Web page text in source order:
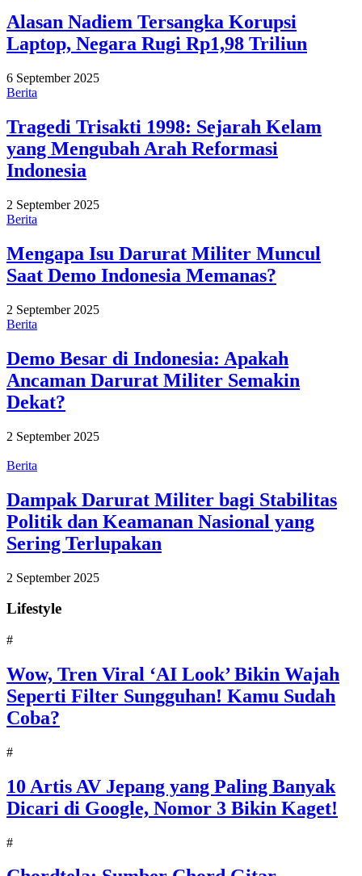
Alasan Nadiem Tersangka Korupsi
Laptop, Negara Rugi Rp1,98 Triliun
6 September 2025
Berita
Tragedi Trisakti 1998: Sejarah Kelam
yang Mengubah Arah Reformasi
Indonesia
2 September 2025
Berita
Mengapa Isu Darurat Militer Muncul
Saat Demo Indonesia Memanas?
2 September 2025
Berita
Demo Besar di Indonesia: Apakah
Ancaman Darurat Militer Semakin
Dekat?
2 September 2025
Berita
Dampak Darurat Militer bagi Stabilitas
Politik dan Keamanan Nasional yang
Sering Terlupakan
2 September 2025
Lifestyle
#
Wow, Tren Viral ‘AI Look’ Bikin Wajah
Seperti Filter Sungguhan! Kamu Sudah
Coba?
#
10 Artis AV Jepang yang Paling Banyak
Dicari di Google, Nomor 3 Bikin Kaget!
#